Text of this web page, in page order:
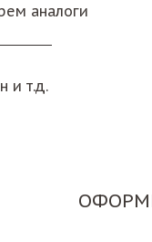
аналоги
и т.д.